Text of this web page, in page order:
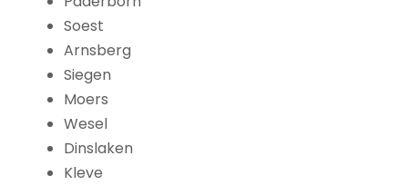
Soest
Arnsberg
Siegen
Moers
Wesel
Dinslaken
Kleve